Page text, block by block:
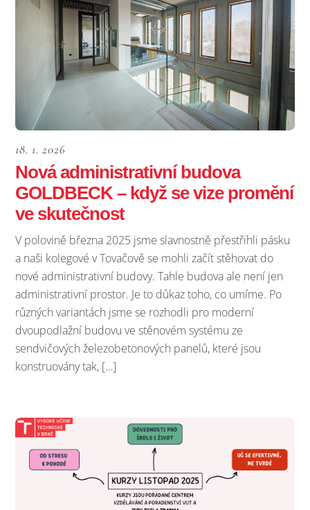
18. 1. 2026
Nová administrativní budova
GOLDBECK – když se vize promění
ve skutečnost
V polovině března 2025 jsme slavnostně přestřihli pásku
a naši kolegové v Tovačově se mohli začít stěhovat do
nové administrativní budovy. Tahle budova ale není jen
administrativní prostor. Je to důkaz toho, co umíme. Po
různých variantách jsme se rozhodli pro moderní
dvoupodlažní budovu ve stěnovém systému ze
sendvičových železobetonových panelů, které jsou
konstruovány tak, […]